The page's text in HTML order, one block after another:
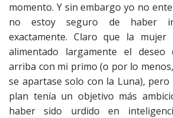
momento. Y sin embargo yo no
no estoy seguro de haber
exactamente. Claro que la mujer
alimentado largamente el deseo
arriba con mi primo (o por lo
se apartase solo con la Luna),
plan tenía un objetivo más
haber sido urdido en